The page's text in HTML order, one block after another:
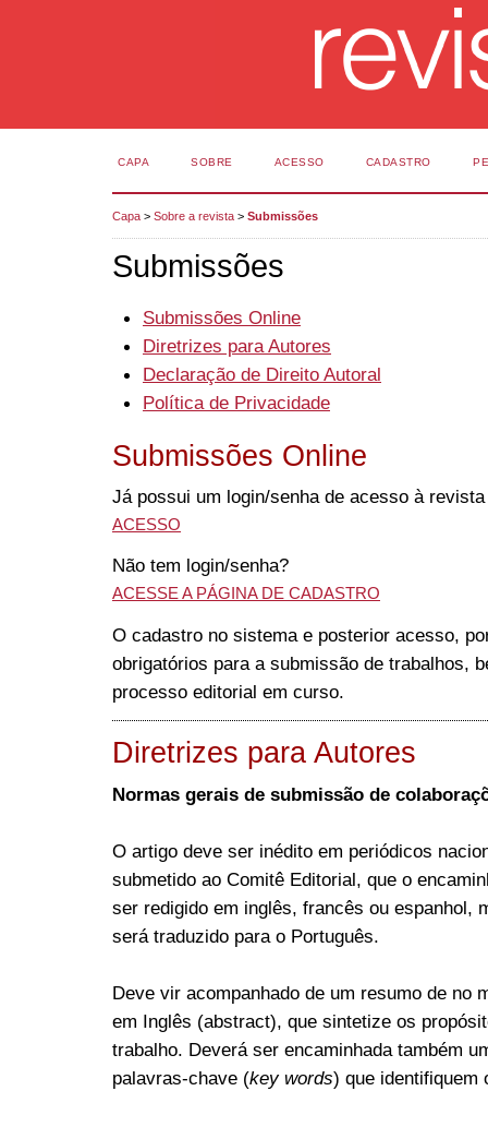
CAPA SOBRE ACESSO CADASTRO
Capa > Sobre a revista > Submissões
Submissões
Submissões Online
Diretrizes para Autores
Declaração de Direito Autoral
Política de Privacidade
Submissões Online
Já possui um login/senha de acesso à
ACESSO
Não tem login/senha?
ACESSE A PÁGINA DE CADASTRO
O cadastro no sistema e posterior acesso,
obrigatórios para a submissão de trabalhos,
processo editorial em curso.
Diretrizes para Autores
Normas gerais de submissão de
O artigo deve ser inédito em periódicos
submetido ao Comitê Editorial, que o
ser redigido em inglês, francês ou espanhol,
será traduzido para o Português.
Deve vir acompanhado de um resumo de no
em Inglês (abstract), que sintetize os
trabalho. Deverá ser encaminhada também
palavras-chave (key words) que identifiquem